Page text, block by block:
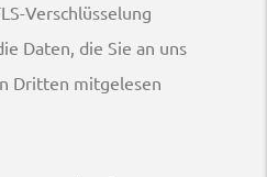
Verschlüsselung
Daten, die Sie an uns
Dritten mitgelesen